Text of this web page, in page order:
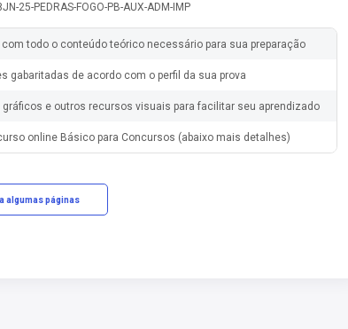
25-PEDRAS-FOGO-PB-AUX-ADM-IMP
com todo o conteúdo teórico necessário para sua preparação
gabaritadas de acordo com o perfil da sua prova
gráficos e outros recursos visuais para facilitar seu aprendizado
online Básico para Concursos (abaixo mais detalhes)
algumas páginas